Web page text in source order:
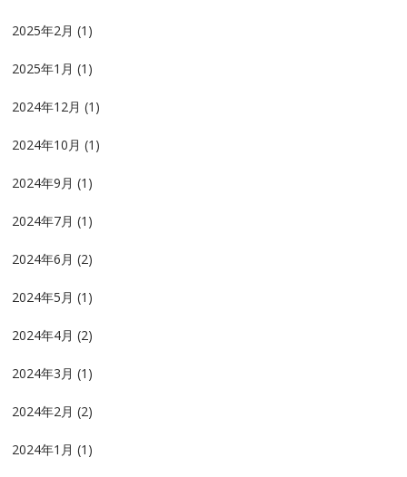
2025年2月 (1)
2025年1月 (1)
2024年12月 (1)
2024年10月 (1)
2024年9月 (1)
2024年7月 (1)
2024年6月 (2)
2024年5月 (1)
2024年4月 (2)
2024年3月 (1)
2024年2月 (2)
2024年1月 (1)